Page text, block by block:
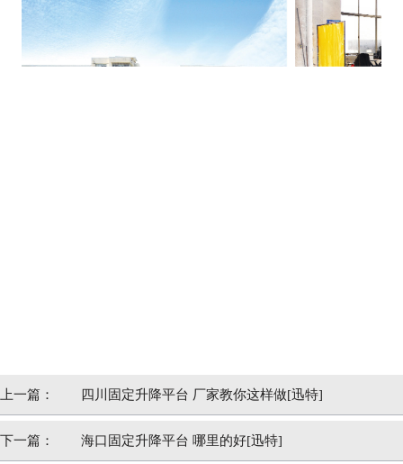
上一篇： 四川固定升降平台 厂家教你这样做[迅特]
下一篇： 海口固定升降平台 哪里的好[迅特]